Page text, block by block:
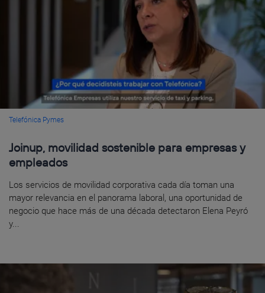
Telefónica Pymes
Joinup, movilidad sostenible para empresas y
empleados
Los servicios de movilidad corporativa cada día toman una
mayor relevancia en el panorama laboral, una oportunidad de
negocio que hace más de una década detectaron Elena Peyró
y...